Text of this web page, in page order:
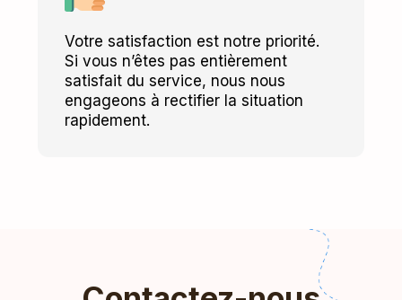
Votre satisfaction est notre priorité.
Si vous n’êtes pas entièrement
satisfait du service, nous nous
engageons à rectifier la situation
rapidement.